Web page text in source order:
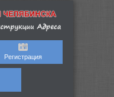
Регистрация